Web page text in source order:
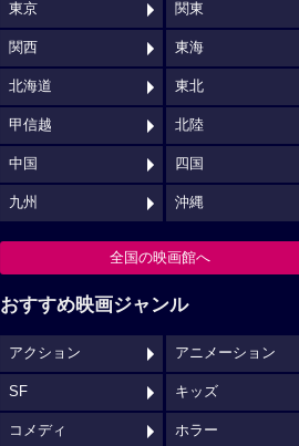
東京 関東
関西 東海
北海道 東北
甲信越 北陸
中国 四国
九州 沖縄
全国の映画館へ
おすすめ映画ジャンル
アクション アニメーション
SF キッズ
コメディ ホラー